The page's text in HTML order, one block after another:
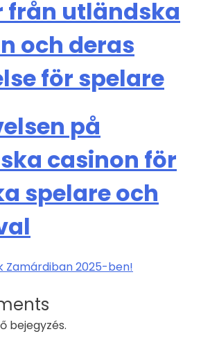
från utländska
och deras
för spelare
på
casinon för
spelare och
Zamárdiban 2025-ben!
bejegyzés.